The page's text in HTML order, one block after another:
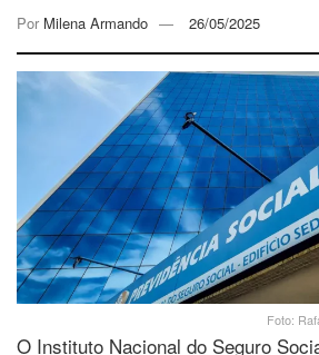
Por Milena Armando 26/05/2025
Foto:
O Instituto Nacional do Seguro